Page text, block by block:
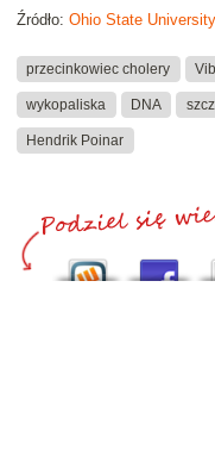
Źródło: Ohio State University
przecinkowiec cholery
wykopaliska DNA
Hendrik Poinar